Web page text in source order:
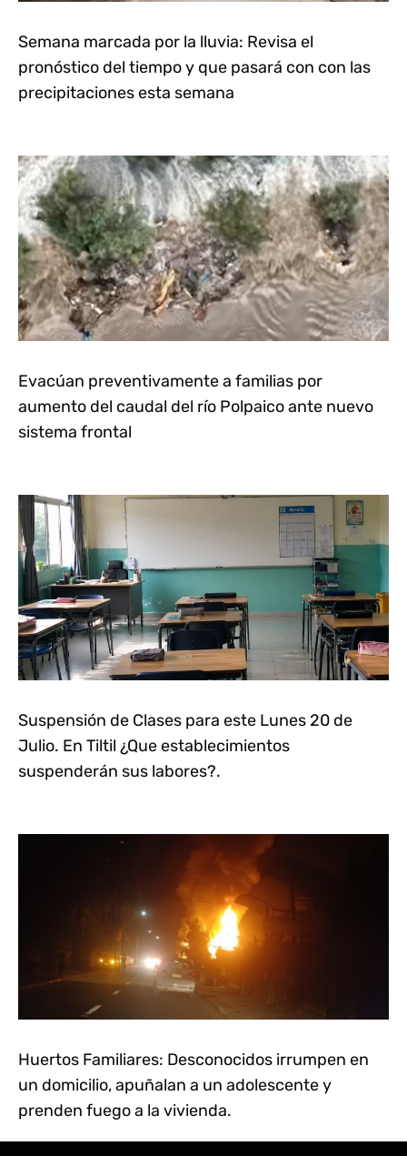
Semana marcada por la lluvia: Revisa el
pronóstico del tiempo y que pasará con con las
precipitaciones esta semana
Evacúan preventivamente a familias por
aumento del caudal del río Polpaico ante nuevo
sistema frontal
Suspensión de Clases para este Lunes 20 de
Julio. En Tiltil ¿Que establecimientos
suspenderán sus labores?.
Huertos Familiares: Desconocidos irrumpen en
un domicilio, apuñalan a un adolescente y
prenden fuego a la vivienda.